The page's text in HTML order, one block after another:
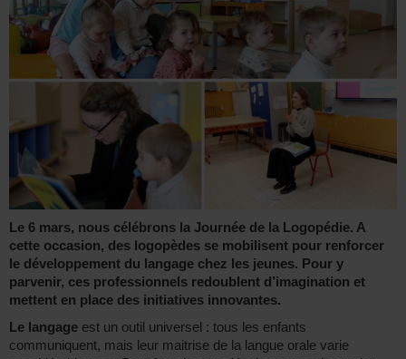
Le 6 mars, nous célébrons la Journée de la Logopédie. A
cette occasion, des logopèdes se mobilisent pour renforcer
le développement du langage chez les jeunes. Pour y
parvenir, ces professionnels redoublent d’imagination et
mettent en place des initiatives innovantes.
Le langage est un outil universel : tous les enfants
communiquent, mais leur maitrise de la langue orale varie